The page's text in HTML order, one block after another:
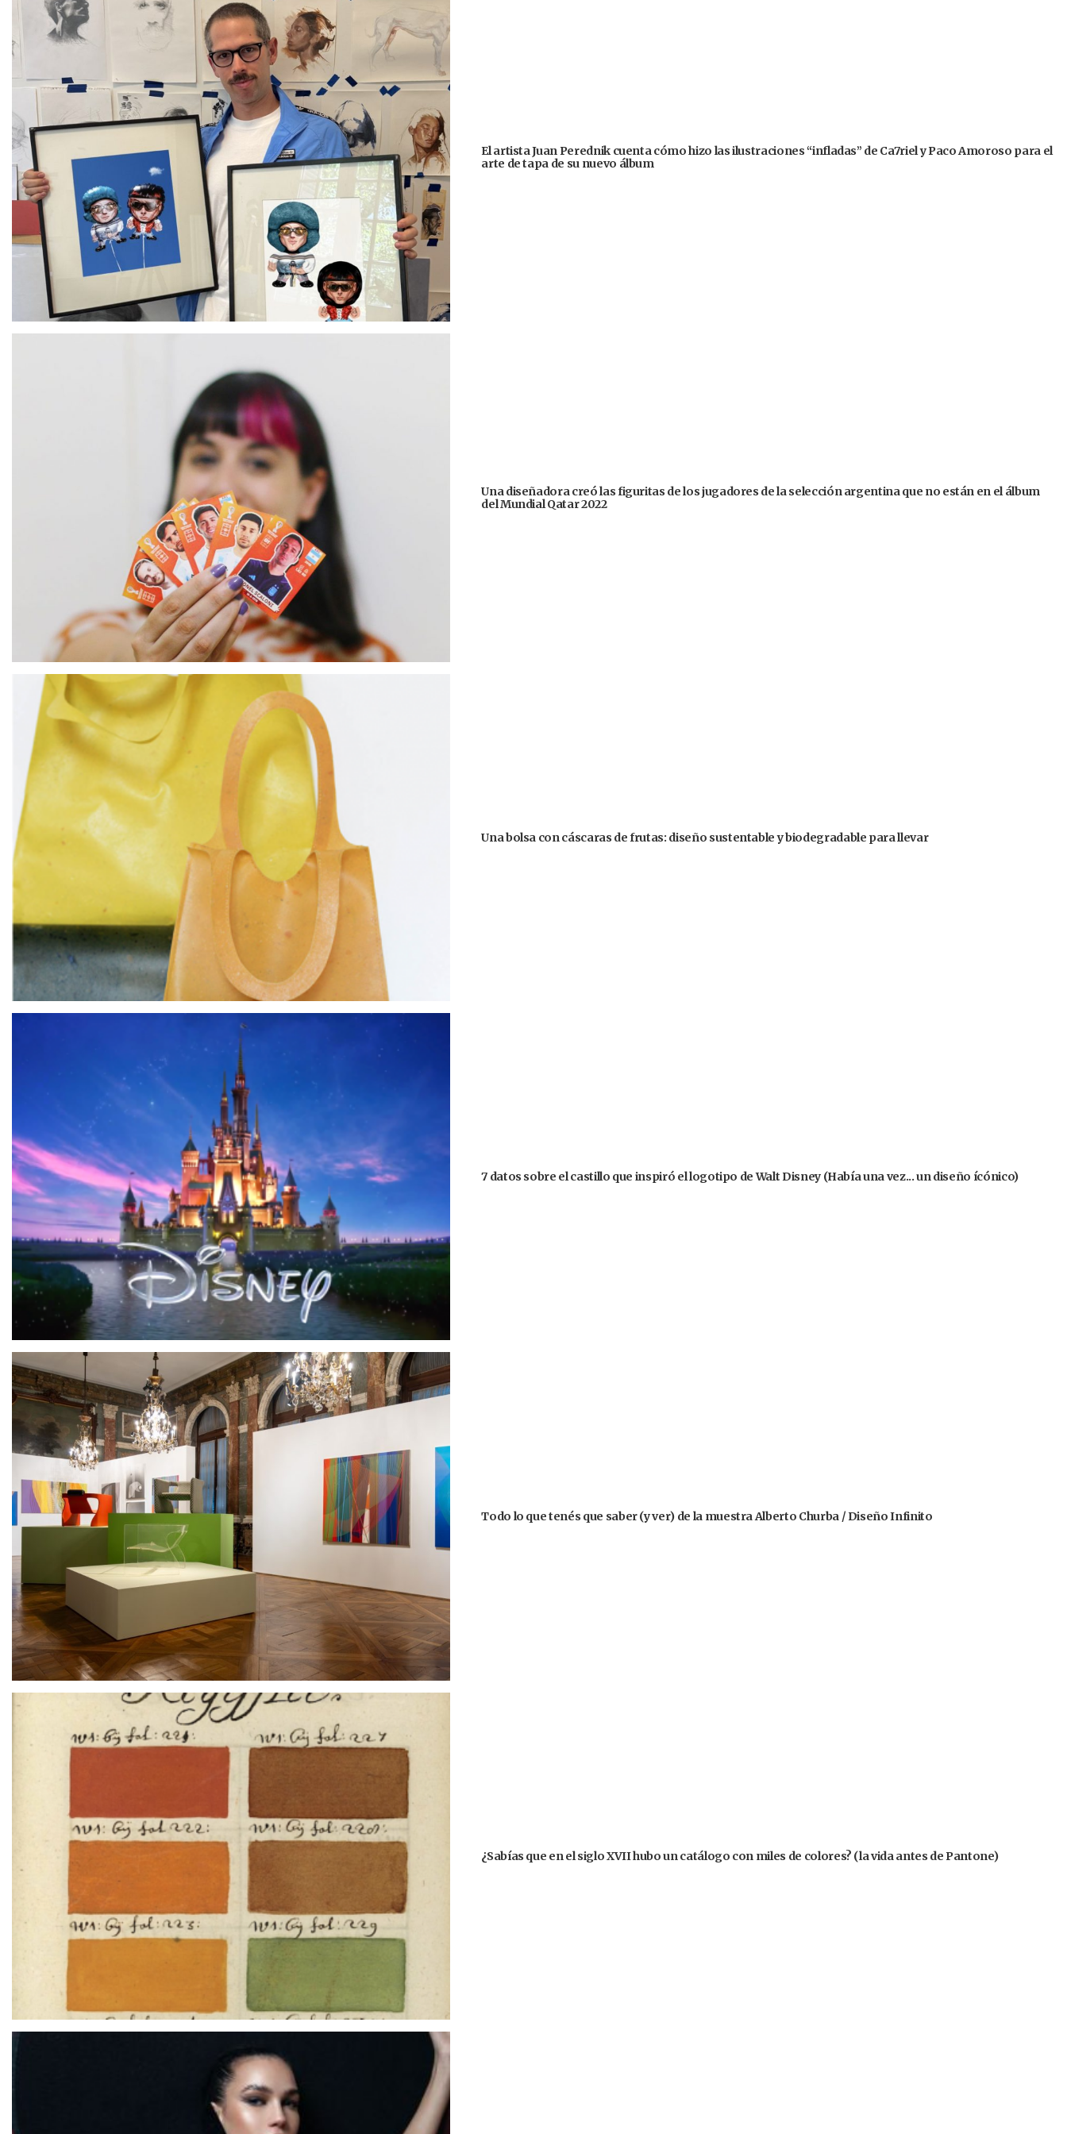
El artista Juan Perednik cuenta cómo hizo las ilustraciones “infladas” de Ca7riel y Paco Amoroso para el
arte de tapa de su nuevo álbum
Una diseñadora creó las figuritas de los jugadores de la selección argentina que no están en el álbum
del Mundial Qatar 2022
Una bolsa con cáscaras de frutas: diseño sustentable y biodegradable para llevar
7 datos sobre el castillo que inspiró el logotipo de Walt Disney (Había una vez... un diseño ícónico)
Todo lo que tenés que saber (y ver) de la muestra Alberto Churba / Diseño Infinito
¿Sabías que en el siglo XVII hubo un catálogo con miles de colores? (la vida antes de Pantone)